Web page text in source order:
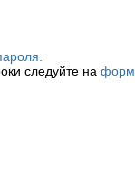
следуйте на